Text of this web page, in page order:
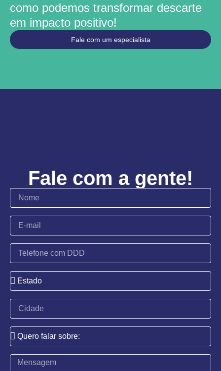
como podemos transformar descarte
em impacto positivo!
Fale com um especialista
Fale com a gente!